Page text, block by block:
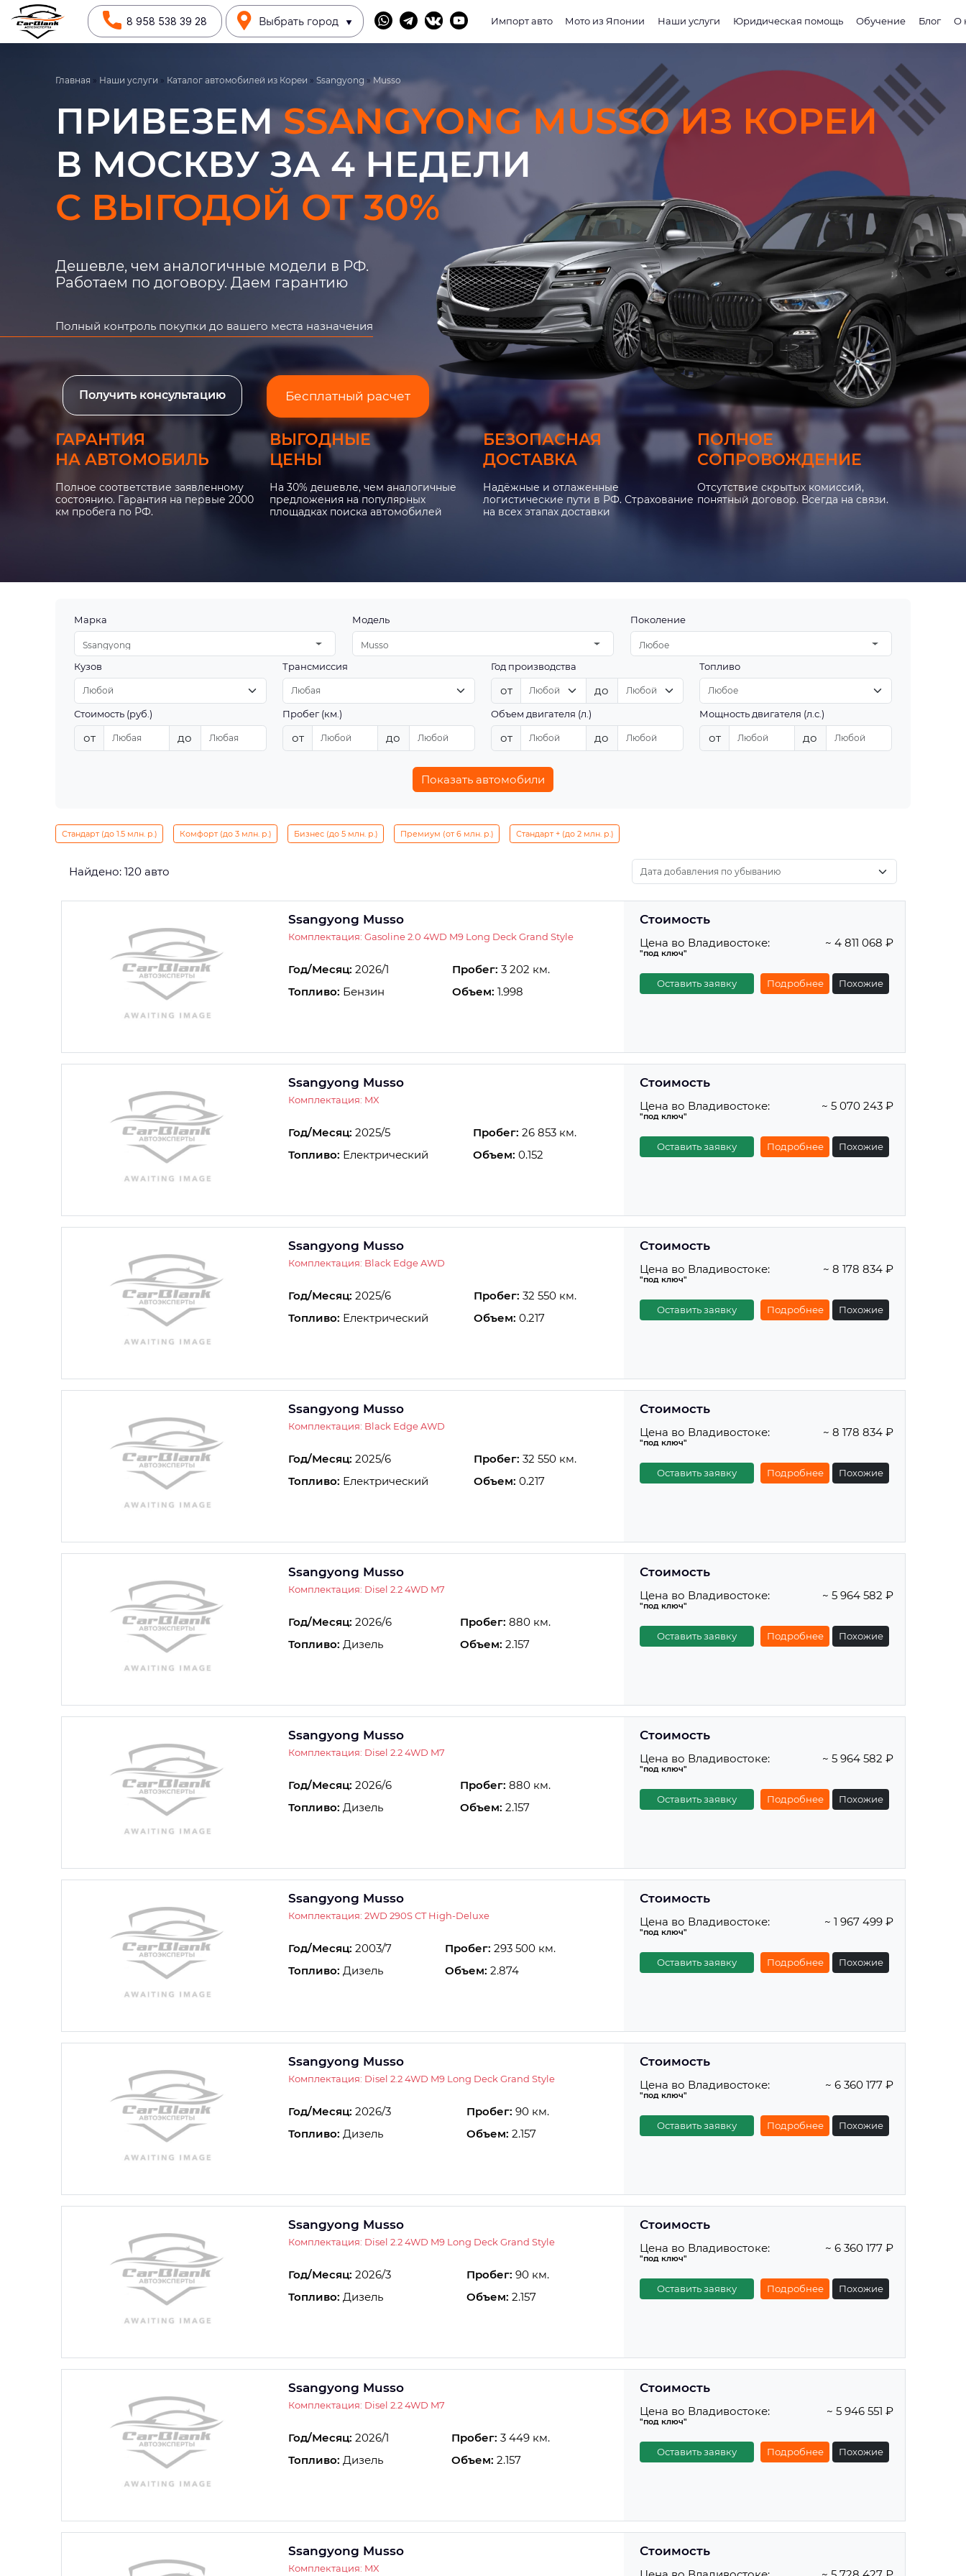
8 958 538 39 28 Выбрать город Импорт авто Мото из Японии Наши услуги Юридическая помощь Обучение Блог О
Главная » Наши услуги » Каталог автомобилей из Кореи » Ssangyong » Musso
ПРИВЕЗЕМSSANGYONG MUSSO ИЗ КОРЕИ
В МОСКВУ ЗА 4 НЕДЕЛИ
С ВЫГОДОЙ ОТ 30%
Дешевле, чем аналогичные модели в РФ.
Работаем по договору. Даем гарантию
Полный контроль покупки до вашего места назначения
Получить консультацию Бесплатный расчет
ГАРАНТИЯ
НА АВТОМОБИЛЬ
Полное соответствие заявленному
состоянию. Гарантия на первые 2000
км пробега по РФ.
ВЫГОДНЫЕ
ЦЕНЫ
На 30% дешевле, чем аналогичные
предложения на популярных
площадках поиска автомобилей
БЕЗОПАСНАЯ
ДОСТАВКА
Надёжные и отлаженные
логистические пути в РФ. Страхование
на всех этапах доставки
ПОЛНОЕ
СОПРОВОЖДЕНИЕ
Отсутствие скрытых комиссий,
понятный договор. Всегда на связи.
Марка
Ssangyong
Модель
Musso
Поколение
Любое
Кузов Трансмиссия Год производства
от до
Топливо
Стоимость (руб.)
от до
Пробег (км.)
от до
Объем двигателя (л.)
от до
Мощность двигателя (л.с.)
от до
Показать автомобили
Стандарт (до 1.5 млн. р.) Комфорт (до 3 млн. р.) Бизнес (до 5 млн. р.) Премиум (от 6 млн. р.) Стандарт + (до 2 млн. р.)
Найдено: 120 авто
Ssangyong Musso
Комплектация: Gasoline 2.0 4WD M9 Long Deck Grand Style
Год/Месяц: 2026/1 Пробег: 3 202 км.
Топливо: Бензин Объем: 1.998
Стоимость
Цена во Владивостоке:
"под ключ"
~ 4 811 068 ₽
Оставить заявку Подробнее Похожие
Ssangyong Musso
Комплектация: MX
Год/Месяц: 2025/5 Пробег: 26 853 км.
Топливо: Електрический Объем: 0.152
Стоимость
Цена во Владивостоке:
"под ключ"
~ 5 070 243 ₽
Оставить заявку Подробнее Похожие
Ssangyong Musso
Комплектация: Black Edge AWD
Год/Месяц: 2025/6 Пробег: 32 550 км.
Топливо: Електрический Объем: 0.217
Стоимость
Цена во Владивостоке:
"под ключ"
~ 8 178 834 ₽
Оставить заявку Подробнее Похожие
Ssangyong Musso
Комплектация: Black Edge AWD
Год/Месяц: 2025/6 Пробег: 32 550 км.
Топливо: Електрический Объем: 0.217
Стоимость
Цена во Владивостоке:
"под ключ"
~ 8 178 834 ₽
Оставить заявку Подробнее Похожие
Ssangyong Musso
Комплектация: Disel 2.2 4WD M7
Год/Месяц: 2026/6 Пробег: 880 км.
Топливо: Дизель Объем: 2.157
Стоимость
Цена во Владивостоке:
"под ключ"
~ 5 964 582 ₽
Оставить заявку Подробнее Похожие
Ssangyong Musso
Комплектация: Disel 2.2 4WD M7
Год/Месяц: 2026/6 Пробег: 880 км.
Топливо: Дизель Объем: 2.157
Стоимость
Цена во Владивостоке:
"под ключ"
~ 5 964 582 ₽
Оставить заявку Подробнее Похожие
Ssangyong Musso
Комплектация: 2WD 290S CT High-Deluxe
Год/Месяц: 2003/7 Пробег: 293 500 км.
Топливо: Дизель Объем: 2.874
Стоимость
Цена во Владивостоке:
"под ключ"
~ 1 967 499 ₽
Оставить заявку Подробнее Похожие
Ssangyong Musso
Комплектация: Disel 2.2 4WD M9 Long Deck Grand Style
Год/Месяц: 2026/3 Пробег: 90 км.
Топливо: Дизель Объем: 2.157
Стоимость
Цена во Владивостоке:
"под ключ"
~ 6 360 177 ₽
Оставить заявку Подробнее Похожие
Ssangyong Musso
Комплектация: Disel 2.2 4WD M9 Long Deck Grand Style
Год/Месяц: 2026/3 Пробег: 90 км.
Топливо: Дизель Объем: 2.157
Стоимость
Цена во Владивостоке:
"под ключ"
~ 6 360 177 ₽
Оставить заявку Подробнее Похожие
Ssangyong Musso
Комплектация: Disel 2.2 4WD M7
Год/Месяц: 2026/1 Пробег: 3 449 км.
Топливо: Дизель Объем: 2.157
Стоимость
Цена во Владивостоке:
"под ключ"
~ 5 946 551 ₽
Оставить заявку Подробнее Похожие
Ssangyong Musso
Комплектация: MX
Стоимость